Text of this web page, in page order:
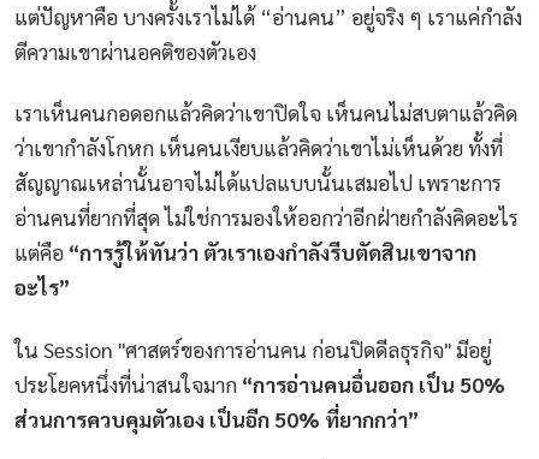
แต่ปัญหาคือ บางครั้งเราไม่ได้ “อ่านคน” อยู่จริง ๆ เราแค่กำลัง
ตีความเขาผ่านอคติของตัวเอง
เราเห็นคนกอดอกแล้วคิดว่าเขาปิดใจ เห็นคนไม่สบตาแล้วคิด
ว่าเขากำลังโกหก เห็นคนเงียบแล้วคิดว่าเขาไม่เห็นด้วย ทั้งที่
สัญญาณเหล่านั้นอาจไม่ได้แปลแบบนั้นเสมอไป เพราะการ
อ่านคนที่ยากที่สุด ไม่ใช่การมองให้ออกว่าอีกฝ่ายกำลังคิดอะไร
แต่คือ “การรู้ให้ทันว่า ตัวเราเองกำลังรีบตัดสินเขาจาก
อะไร”
ใน Session "ศาสตร์ของการอ่านคน ก่อนปิดดีลธุรกิจ" มีอยู่
ประโยคหนึ่งที่น่าสนใจมาก “การอ่านคนอื่นออก เป็น 50%
ส่วนการควบคุมตัวเอง เป็นอีก 50% ที่ยากกว่า”